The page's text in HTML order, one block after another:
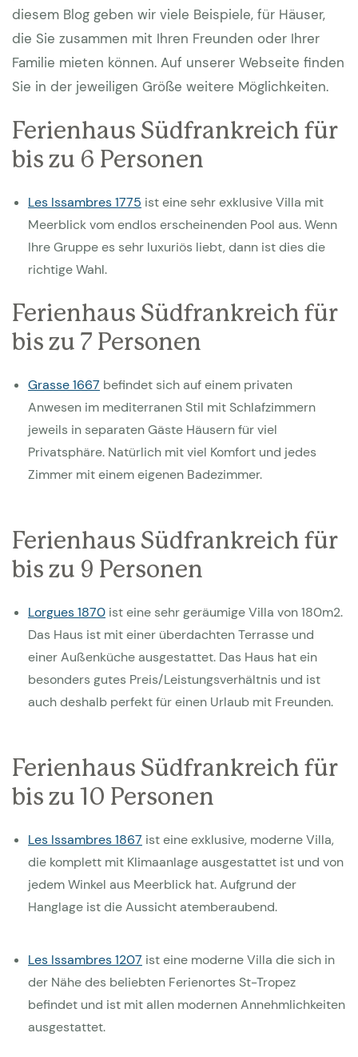
diesem Blog geben wir viele Beispiele, für Häuser,
die Sie zusammen mit Ihren Freunden oder Ihrer
Familie mieten können. Auf unserer Webseite finden
Sie in der jeweiligen Größe weitere Möglichkeiten.
Ferienhaus Südfrankreich für
bis zu 6 Personen
Les Issambres 1775 ist eine sehr exklusive Villa mit
Meerblick vom endlos erscheinenden Pool aus. Wenn
Ihre Gruppe es sehr luxuriös liebt, dann ist dies die
richtige Wahl.
Ferienhaus Südfrankreich für
bis zu 7 Personen
Grasse 1667 befindet sich auf einem privaten
Anwesen im mediterranen Stil mit Schlafzimmern
jeweils in separaten Gäste Häusern für viel
Privatsphäre. Natürlich mit viel Komfort und jedes
Zimmer mit einem eigenen Badezimmer.
Ferienhaus Südfrankreich für
bis zu 9 Personen
Lorgues 1870 ist eine sehr geräumige Villa von 180m2.
Das Haus ist mit einer überdachten Terrasse und
einer Außenküche ausgestattet. Das Haus hat ein
besonders gutes Preis/Leistungsverhältnis und ist
auch deshalb perfekt für einen Urlaub mit Freunden.
Ferienhaus Südfrankreich für
bis zu 10 Personen
Les Issambres 1867 ist eine exklusive, moderne Villa,
die komplett mit Klimaanlage ausgestattet ist und von
jedem Winkel aus Meerblick hat. Aufgrund der
Hanglage ist die Aussicht atemberaubend.
Les Issambres 1207 ist eine moderne Villa die sich in
der Nähe des beliebten Ferienortes St-Tropez
befindet und ist mit allen modernen Annehmlichkeiten
ausgestattet.